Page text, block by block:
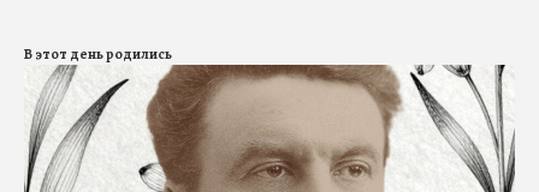
В этот день родились